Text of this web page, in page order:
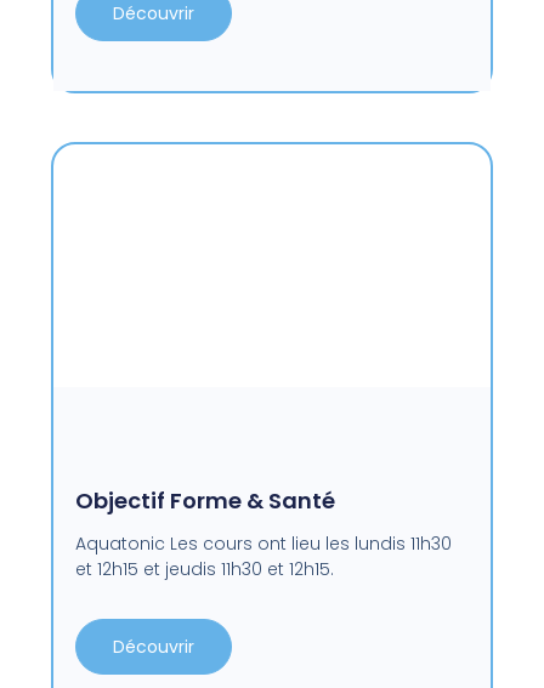
Découvrir
Objectif Forme & Santé
Aquatonic Les cours ont lieu les lundis 11h30
et 12h15 et jeudis 11h30 et 12h15.
Découvrir